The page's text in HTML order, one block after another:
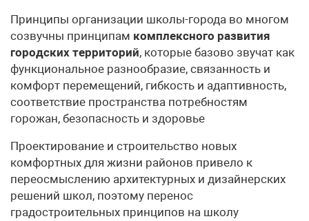
Принципы организации школы-города во многом
созвучны принципам комплексного развития
городских территорий, которые базово звучат как
функциональное разнообразие, связанность и
комфорт перемещений, гибкость и адаптивность,
соответствие пространства потребностям
горожан, безопасность и здоровье
Проектирование и строительство новых
комфортных для жизни районов привело к
переосмыслению архитектурных и дизайнерских
решений школ, поэтому перенос
градостроительных принципов на школу